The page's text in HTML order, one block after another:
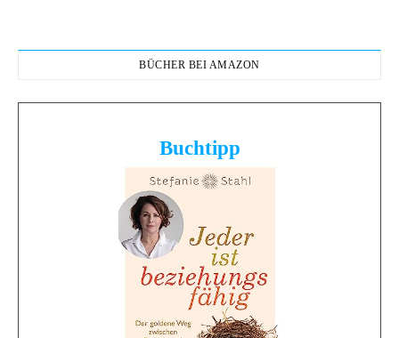
BÜCHER BEI AMAZON
Buchtipp